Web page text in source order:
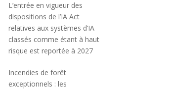
L’entrée en vigueur des
dispositions de l’IA Act
relatives aux systèmes d’IA
classés comme étant à haut
risque est reportée à 2027
Incendies de forêt
exceptionnels : les